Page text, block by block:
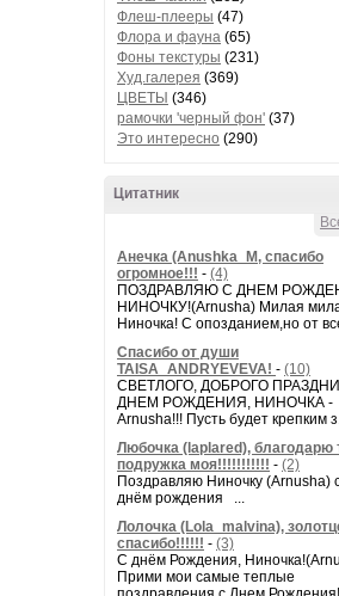
Флеш-плееры (47)
Флора и фауна (65)
Фоны текстуры (231)
Худ.галерея (369)
ЦВЕТЫ (346)
рамочки 'черный фон' (37)
Это интересно (290)
Цитатник
Анечка (Anushka_M, спасибо
огромное!!! - (4)
ПОЗДРАВЛЯЮ С ДНЕМ
НИНОЧКУ!(Arnusha) Милая
Ниночка! С опозданием,но от
Спасибо от души
TAISA_ANDRYEVEVA! - (10)
СВЕТЛОГО, ДОБРОГО
ДНЕМ РОЖДЕНИЯ, НИНОЧКА -
Arnusha!!! Пусть будет крепким
Любочка (laplared), благодарю
подружка моя!!!!!!!!!!! - (2)
Поздравляю Ниночку (Arnusha)
днём рождения ...
Лолочка (Lola_malvina),
спасибо!!!!!! - (3)
С днём Рождения,
Прими мои самые теплые